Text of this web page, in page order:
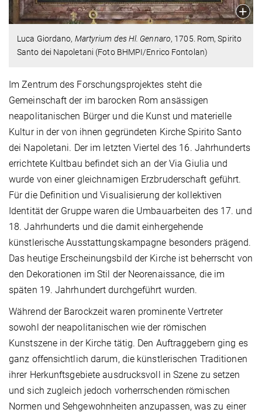
Luca Giordano, Martyrium des Hl. Gennaro, 1705. Rom, Spirito
Santo dei Napoletani (Foto BHMPI/Enrico Fontolan)
Im Zentrum des Forschungsprojektes steht die
Gemeinschaft der im barocken Rom ansässigen
neapolitanischen Bürger und die Kunst und materielle
Kultur in der von ihnen gegründeten Kirche Spirito Santo
dei Napoletani. Der im letzten Viertel des 16. Jahrhunderts
errichtete Kultbau befindet sich an der Via Giulia und
wurde von einer gleichnamigen Erzbruderschaft geführt.
Für die Definition und Visualisierung der kollektiven
Identität der Gruppe waren die Umbauarbeiten des 17. und
18. Jahrhunderts und die damit einhergehende
künstlerische Ausstattungskampagne besonders prägend.
Das heutige Erscheinungsbild der Kirche ist beherrscht von
den Dekorationen im Stil der Neorenaissance, die im
späten 19. Jahrhundert durchgeführt wurden.
Während der Barockzeit waren prominente Vertreter
sowohl der neapolitanischen wie der römischen
Kunstszene in der Kirche tätig. Den Auftraggebern ging es
ganz offensichtlich darum, die künstlerischen Traditionen
ihrer Herkunftsgebiete ausdrucksvoll in Szene zu setzen
und sich zugleich jedoch vorherrschenden römischen
Normen und Sehgewohnheiten anzupassen, was zu einer